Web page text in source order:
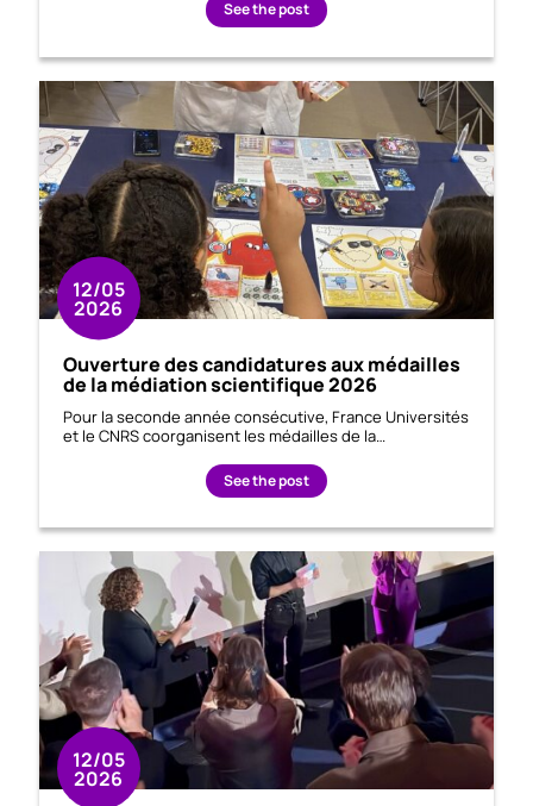
See the post
12/05
2026
Ouverture des candidatures aux médailles
de la médiation scientifique 2026
Pour la seconde année consécutive, France Universités
et le CNRS coorganisent les médailles de la…
See the post
12/05
2026